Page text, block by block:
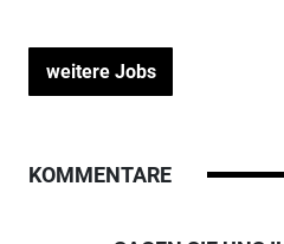
weitere Jobs
KOMMENTARE